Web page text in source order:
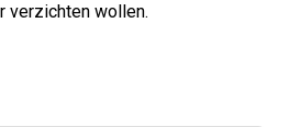
verzichten wollen.